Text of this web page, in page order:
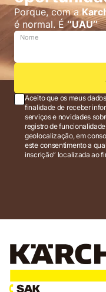
Porque, com a
é normal. É‘’UAU’’
Nome
Aceito que os meus
finalidade de receber
serviços e novidades sobre a Karcher Brasil via e-mail marketing e
registro de
geolocalização, em
este consentimento a
inscrição” localizada ao